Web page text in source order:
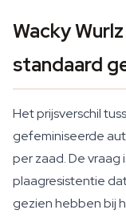
Wacky
standaard
Het prijsverschil
gefeminiseerde
per zaad. De
plaagresistentie
gezien hebben bij